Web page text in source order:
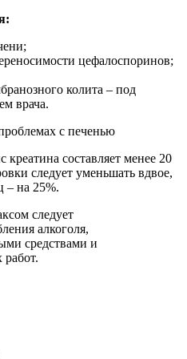
цефалоспоринов;
колита – под
врача.
с печенью
составляет менее 20
следует уменьшать вдвое,
– на 25%.
следует
алкоголя,
средствами и